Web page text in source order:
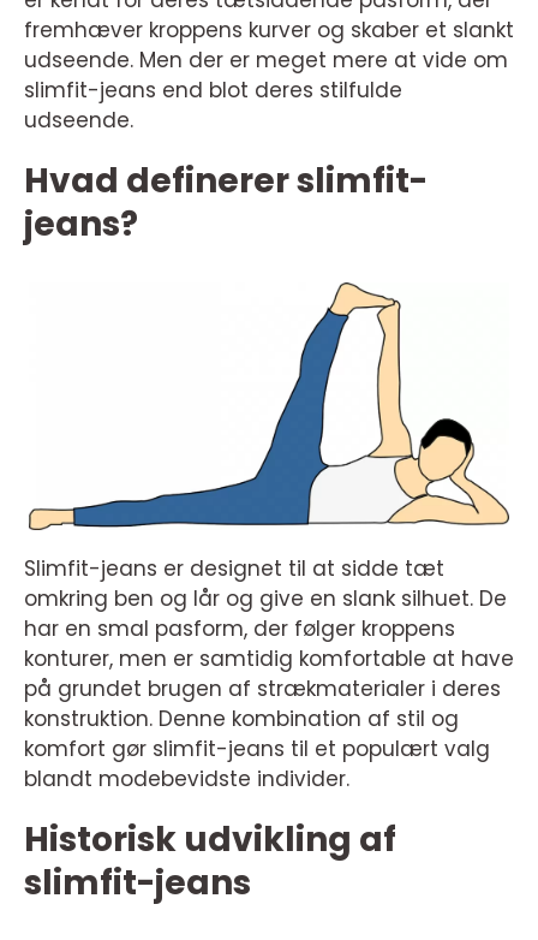
fremhæver kroppens kurver og skaber et slankt
udseende. Men der er meget mere at vide om
slimfit-jeans end blot deres stilfulde
udseende.
Hvad definerer slimfit-
jeans?
Slimfit-jeans er designet til at sidde tæt
omkring ben og lår og give en slank silhuet. De
har en smal pasform, der følger kroppens
konturer, men er samtidig komfortable at have
på grundet brugen af strækmaterialer i deres
konstruktion. Denne kombination af stil og
komfort gør slimfit-jeans til et populært valg
blandt modebevidste individer.
Historisk udvikling af
slimfit-jeans